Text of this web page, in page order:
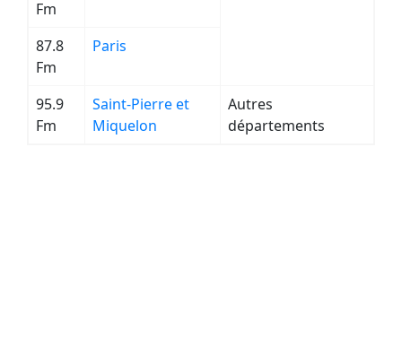
Fm
87.8
Fm
Paris
95.9
Fm
Saint-Pierre et
Miquelon
Autres
départements